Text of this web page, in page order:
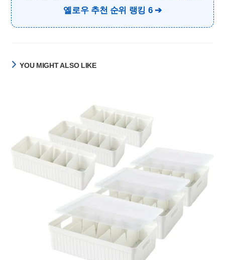
옐로우 추천 순위 랭킹 6
YOU MIGHT ALSO LIKE